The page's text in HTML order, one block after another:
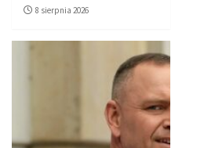
8 sierpnia 2026